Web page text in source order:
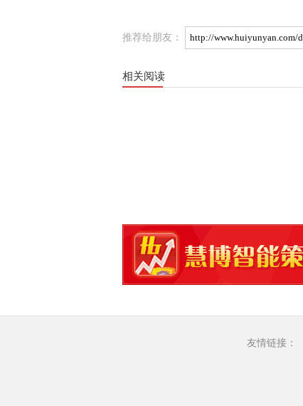
推荐给朋友：
相关阅读
友情链接：